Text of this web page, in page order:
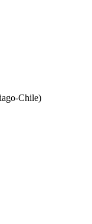
Chile)